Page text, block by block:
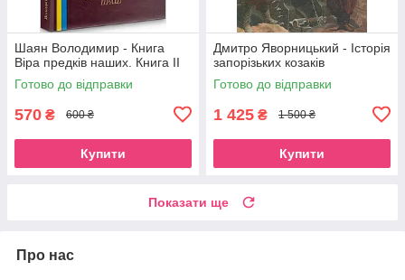
Шаян Володимир - Книга
Віра предків наших. Книга ІІ
Готово до відправки
570 ₴ 600 ₴
Купити
Дмитро Яворницький - Історія
запорізьких козаків
Готово до відправки
1 425 ₴ 1 500 ₴
Купити
Показати ще
Про нас